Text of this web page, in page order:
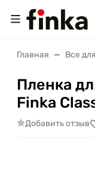
Главная Все
Пленка
Finka
Добавить отзыв